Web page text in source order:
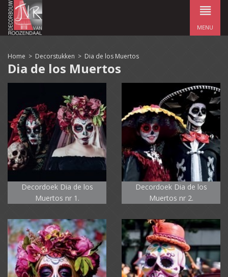
MENU
Home > Decorstukken > Dia de los Muertos
Dia de los Muertos
Decordoek Dia de los
Muertos nr 1.
Decordoek Dia de los
Muertos nr 2.